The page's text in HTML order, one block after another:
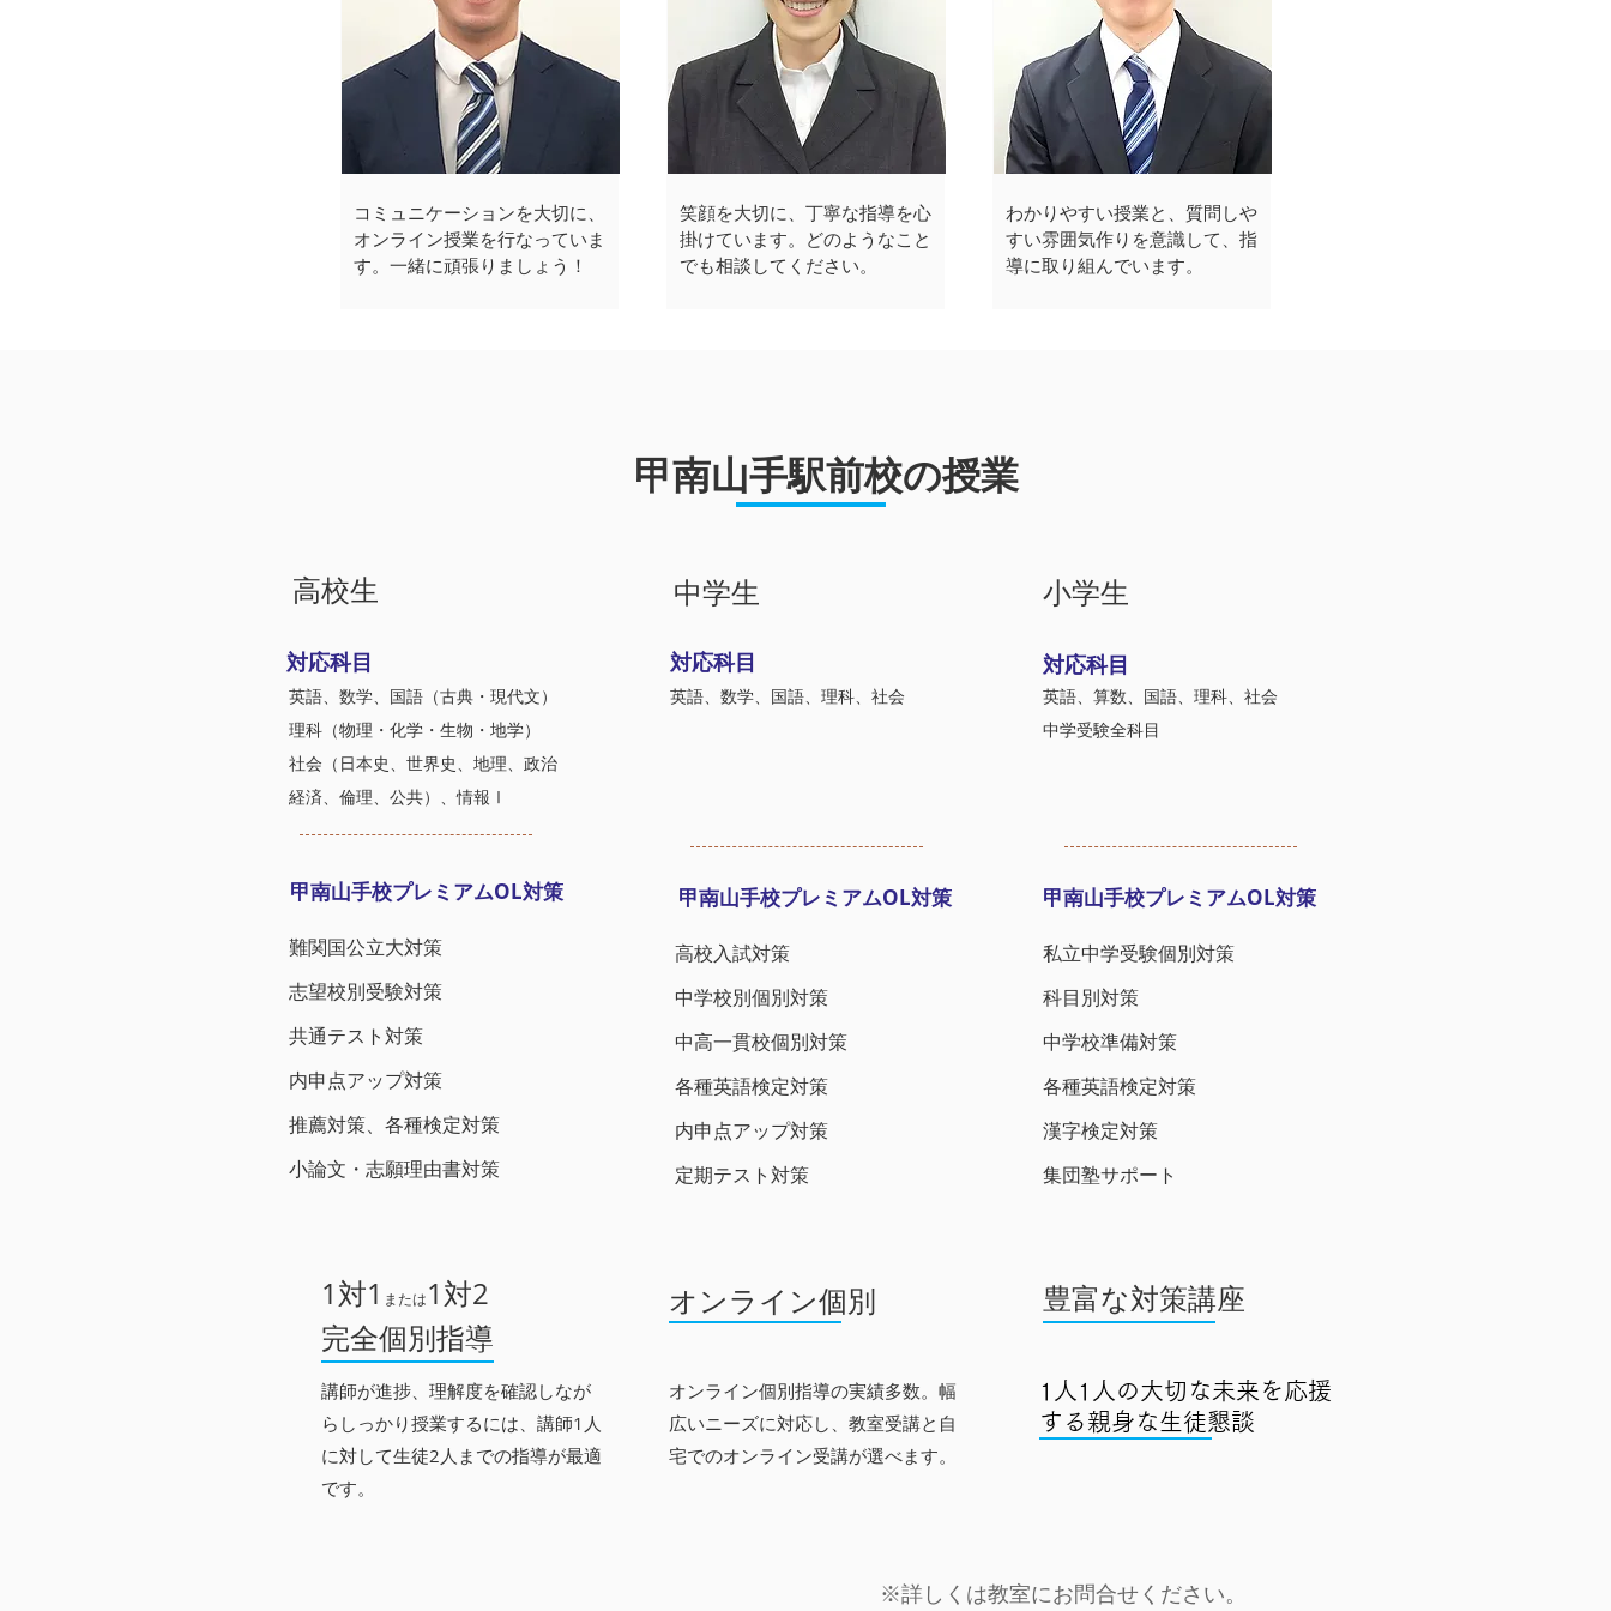
コミュニケーションを大切に、
オンライン授業を行なっていま
す。一緒に頑張りましょう！
笑顔を大切に、丁寧な指導を心
掛けています。どのようなこと
でも相談してください。
わかりやすい授業と、質問しや
すい雰囲気作りを意識して、指
導に取り組んでいます。
甲南山手駅前校の授業
高校生
対応科目
英語、数学、国語（古典・現代文）
理科（物理・化学・生物・地学）
社会（日本史、世界史、地理、政治
経済、倫理、公共）、情報Ⅰ
甲南山手校プレミアムOL対策
難関国公立大対策
志望校別受験対策
​共通テスト対策
​内申点アップ対策
推薦対策、各種検定対策
小論文・志願理由書対策
中学生
対応科目
英語、数学、国語、理科、社会
甲南山手校プレミアムOL対策
高校入試対策​
中学校別個別対策
中高一貫校個別対策
各種英語検定対策
​内申点アップ対策
​​定期テスト対策
小学生
対応科目
英語、算数、国語、理科、社会
​中学受験全科目
甲南山手校プレミアムOL対策
私立中学受験個別対策
科目別対策​
中学校準備対策
各種英語検定対策
漢字検定対策​
集団塾サポート
1対1 または1対2
​完全個別指導
オンライン個別 ​豊富な対策講座
講師が進捗、理解度を確認しなが
らしっかり授業するには、講師1人
に対して生徒2人までの指導が最適
です。
オンライン個別指導の実績多数。 ​幅
広いニーズに対応し、教室受講と自
宅でのオンライン受講が選べます。
1人1人の大切な未来を応援
する親身な生徒懇談
※詳しくは教室にお問合せください。